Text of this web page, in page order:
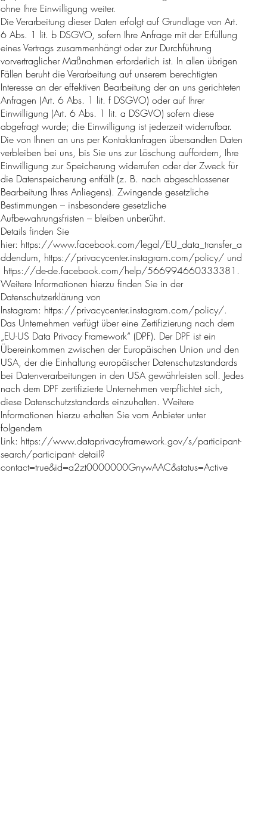
ohne Ihre Einwilligung weiter.
Die Verarbeitung dieser Daten erfolgt auf Grundlage von Art.
6 Abs. 1 lit. b DSGVO, sofern Ihre Anfrage mit der Erfüllung
eines Vertrags zusammenhängt oder zur Durchführung
vorvertraglicher Maßnahmen erforderlich ist. In allen übrigen
Fällen beruht die Verarbeitung auf unserem berechtigten
Interesse an der effektiven Bearbeitung der an uns gerichteten
Anfragen (Art. 6 Abs. 1 lit. f DSGVO) oder auf Ihrer
Einwilligung (Art. 6 Abs. 1 lit. a DSGVO) sofern diese
abgefragt wurde; die Einwilligung ist jederzeit widerrufbar.
Die von Ihnen an uns per Kontaktanfragen übersandten Daten
verbleiben bei uns, bis Sie uns zur Löschung auffordern, Ihre
Einwilligung zur Speicherung widerrufen oder der Zweck für
die Datenspeicherung entfällt (z. B. nach abgeschlossener
Bearbeitung Ihres Anliegens). Zwingende gesetzliche
Bestimmungen – insbesondere gesetzliche
Aufbewahrungsfristen – bleiben unberührt.
Details finden Sie
hier: https://www.facebook.com/legal/EU_data_transfer_a
ddendum, https://privacycenter.instagram.com/policy/ und
https://de-de.facebook.com/help/566994660333381.
Weitere Informationen hierzu finden Sie in der
Datenschutzerklärung von
Instagram: https://privacycenter.instagram.com/policy/.
Das Unternehmen verfügt über eine Zertifizierung nach dem
„EU-US Data Privacy Framework“ (DPF). Der DPF ist ein
Übereinkommen zwischen der Europäischen Union und den
USA, der die Einhaltung europäischer Datenschutzstandards
bei Datenverarbeitungen in den USA gewährleisten soll. Jedes
nach dem DPF zertifizierte Unternehmen verpflichtet sich,
diese Datenschutzstandards einzuhalten. Weitere
Informationen hierzu erhalten Sie vom Anbieter unter
folgendem
Link: https://www.dataprivacyframework.gov/s/participant-
search/participant- detail?
contact=true&id=a2zt0000000GnywAAC&status=Active